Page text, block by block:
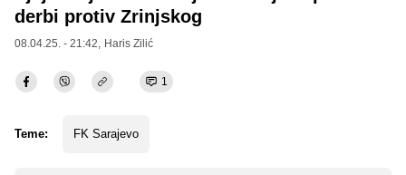
derbi protiv Zrinjskog
08.04.25. - 21:42, Haris Zilić
1
Teme: FK Sarajevo